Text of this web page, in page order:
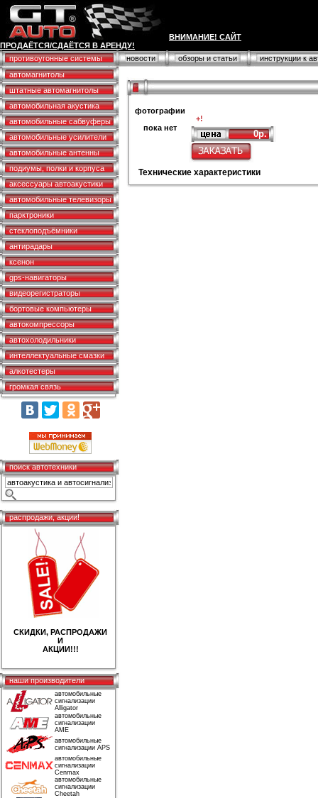
ВНИМАНИЕ! САЙТ
ПРОДАЁТСЯ/СДАЁТСЯ В АРЕНДУ!
противоугонные системы
новости обзоры и статьи
инструкции к
автомагнитолы
штатные автомагнитолы
автомобильная акустика
автомобильные сабвуферы
автомобильные усилители
автомобильные антенны
подиумы, полки и корпуса
аксессуары автоакустики
автомобильные телевизоры
парктроники
стеклоподъёмники
антирадары
ксенон
gps-навигаторы
видеорегистраторы
бортовые компьютеры
автокомпрессоры
автохолодильники
интеллектуальные смазки
алкотестеры
громкая связь
поиск автотехники
распродажи, акции!
СКИДКИ, РАСПРОДАЖИ
И
АКЦИИ!!!
наши производители
автомобильные
сигнализации
Alligator
автомобильные
сигнализации
AME
автомобильные
сигнализации APS
автомобильные
сигнализации
Cenmax
автомобильные
сигнализации
Cheetah
фотографии
пока нет
+!
0р.
Технические характеристики